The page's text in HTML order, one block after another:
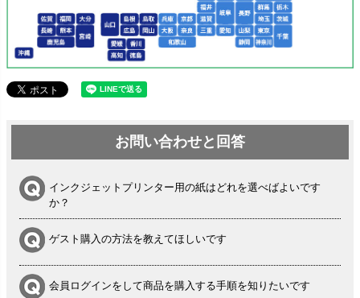
お問い合わせと回答
インクジェットプリンター用の紙はどれを選べばよいです
か？
ゲスト購入の方法を教えてほしいです
会員ログインをして商品を購入する手順を知りたいです